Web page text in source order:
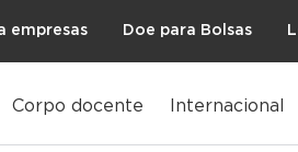
empresas Doe para Bolsas
Corpo docente Internacional